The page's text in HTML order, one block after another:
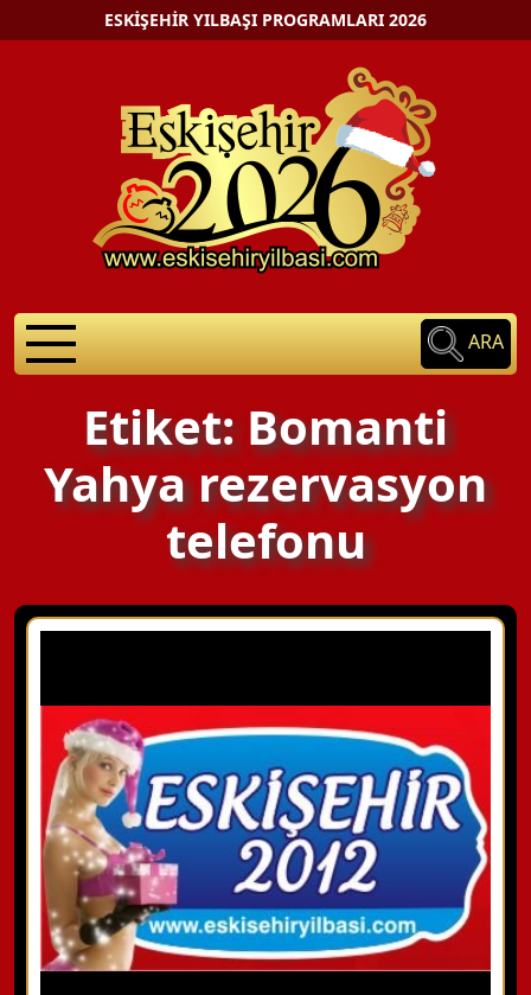
ESKIŞEHIR YILBAŞI PROGRAMLARI 2026
ARA
Etiket: Bomanti
Yahya rezervasyon
telefonu